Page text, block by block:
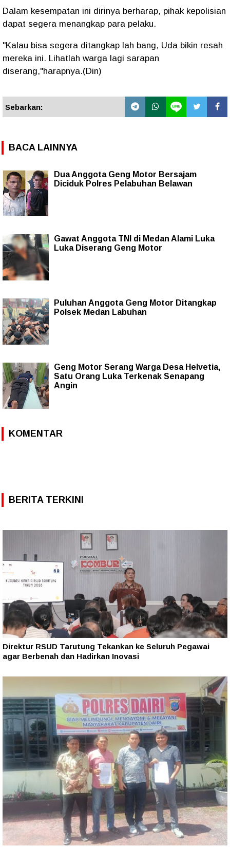
Dalam kesempatan ini dirinya berharap, pihak kepolisian
dapat segera menangkap para pelaku.
"Kalau bisa segera ditangkap lah bang, Uda bikin resah
mereka ini. Lihatlah warga lagi sarapan
diserang,"harapnya.(Din)
Sebarkan:
BACA LAINNYA
Dua Anggota Geng Motor Bersajam
Diciduk Polres Pelabuhan Belawan
Gawat Anggota TNI di Medan Alami Luka
Luka Diserang Geng Motor
Puluhan Anggota Geng Motor Ditangkap
Polsek Medan Labuhan
Geng Motor Serang Warga Desa Helvetia,
Satu Orang Luka Terkenak Senapang
Angin
KOMENTAR
BERITA TERKINI
Direktur RSUD Tarutung Tekankan ke Seluruh Pegawai
agar Berbenah dan Hadirkan Inovasi